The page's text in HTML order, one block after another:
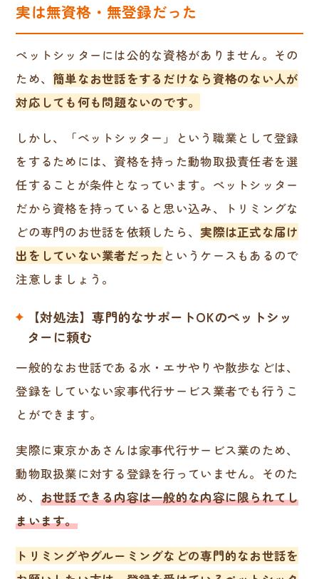
実は無資格・無登録だった
ペットシッターには公的な資格がありません。その
ため、 簡単なお世話をするだけなら資格のない人が
対応しても何も問題ないのです。
しかし、「ペットシッター」という職業として登録
をするためには、資格を持った動物取扱責任者を選
任することが条件となっています。ペットシッター
だから資格を持っていると思い込み、トリミングな
どの専門のお世話を依頼したら、 実際は正式な届け
出をしていない業者だった というケースもあるので
注意しましょう。
【対処法】専門的なサポートOKのペットシッ
ターに頼む
一般的なお世話である水・エサやりや散歩などは、
登録をしていない家事代行サービス業者でも行うこ
とができます。
実際に東京かあさんは家事代行サービス業のため、
動物取扱業に対する登録を行っていません。そのた
め、 お世話できる内容は一般的な内容に限られてし
まいます。
トリミングやグルーミングなどの専門的なお世話を